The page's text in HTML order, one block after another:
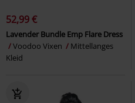
52,99 €
Lavender Bundle Emp Flare Dress
Voodoo Vixen
Mittellanges
Kleid